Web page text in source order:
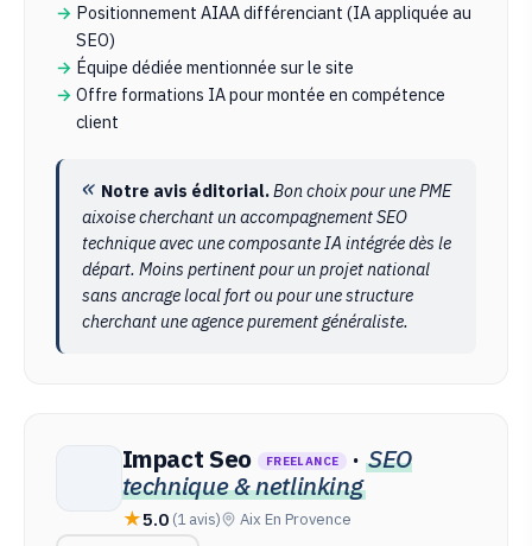
Positionnement AIAA différenciant (IA appliquée au
SEO)
Équipe dédiée mentionnée sur le site
Offre formations IA pour montée en compétence
client
Notre avis éditorial.Bon choix pour une PME
aixoise cherchant un accompagnement SEO
technique avec une composante IA intégrée dès le
départ. Moins pertinent pour un projet national
sans ancrage local fort ou pour une structure
cherchant une agence purement généraliste.
Impact Seo FREELANCE · SEO
technique & netlinking
5.0 (1 avis) Aix En Provence